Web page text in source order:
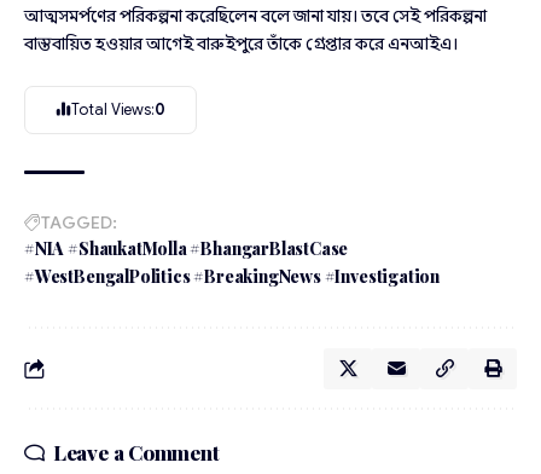
আত্মসমর্পণের পরিকল্পনা করেছিলেন বলে জানা যায়। তবে সেই পরিকল্পনা
বাস্তবায়িত হওয়ার আগেই বারুইপুরে তাঁকে গ্রেপ্তার করে এনআইএ।
Total Views:0
TAGGED:
#NIA #ShaukatMolla #BhangarBlastCase
#WestBengalPolitics #BreakingNews #Investigation
Leave a Comment